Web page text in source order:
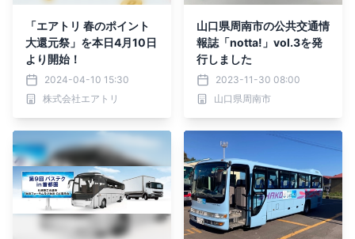
「エアトリ 春のポイント
大還元祭」を本日4月10日
より開始！
2024-04-10 15:30
株式会社エアトリ
山口県周南市の公共交通情
報誌「notta!」vol.3を発
行しました
2023-11-30 08:00
山口県周南市